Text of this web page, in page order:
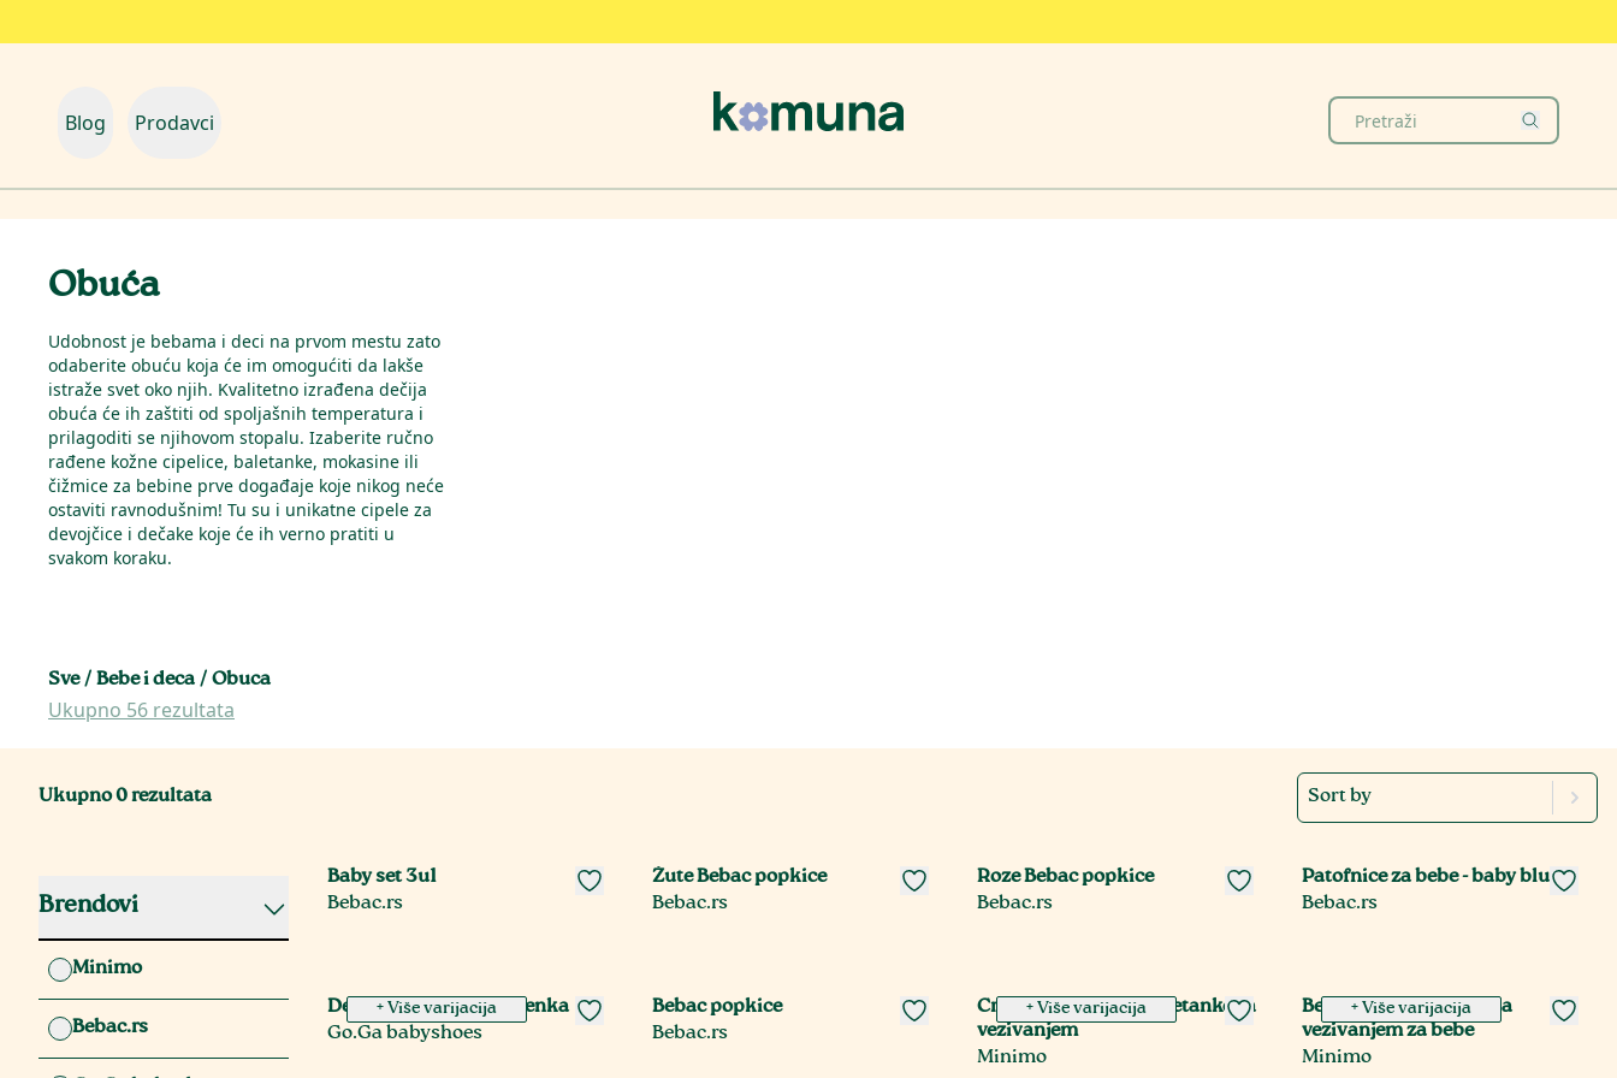
Blog Prodavci
Sve/Bebe i deca/Obuca
Ukupno 56 rezultata
Obuća
Udobnost je bebama i deci na prvom mestu zato
odaberite obuću koja će im omogućiti da lakše
istraže svet oko njih. Kvalitetno izrađena dečija
obuća će ih zaštiti od spoljašnih temperatura i
prilagoditi se njihovom stopalu. Izaberite ručno
rađene kožne cipelice, baletanke, mokasine ili
čižmice za bebine prve događaje koje nikog neće
ostaviti ravnodušnim! Tu su i unikatne cipele za
devojčice i dečake koje će ih verno pratiti u
svakom koraku.
Ukupno0rezultata Sort by
Brendovi
Minimo
Bebac.rs
Baby set 3u1
Bebac.rs
Žute Bebac popkice
Bebac.rs
Roze Bebac popkice
Bebac.rs
Patofnice za bebe - baby blue
Bebac.rs
+ Više varijacija
Decije kozne cipelice Lenka
Go.Ga babyshoes
Bebac popkice
Bebac.rs
+ Više varijacija
Crvene kožne bebi baletanke sa
vezivanjem
Minimo
+ Više varijacija
Bele kožne baletanke sa
vezivanjem za bebe
Minimo